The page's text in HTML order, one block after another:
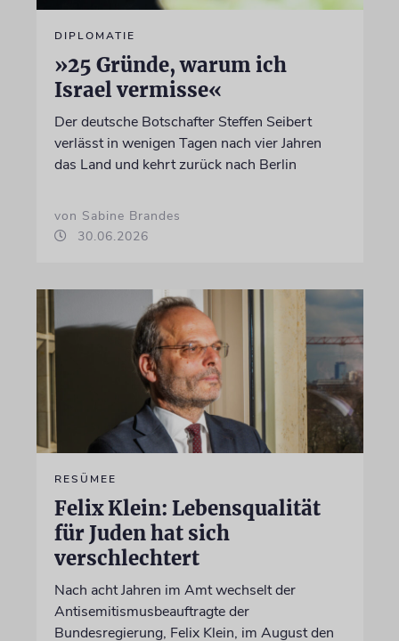
DIPLOMATIE
»25 Gründe, warum ich
Israel vermisse«
Der deutsche Botschafter Steffen Seibert
verlässt in wenigen Tagen nach vier Jahren
das Land und kehrt zurück nach Berlin
von Sabine Brandes
30.06.2026
RESÜMEE
Felix Klein: Lebensqualität
für Juden hat sich
verschlechtert
Nach acht Jahren im Amt wechselt der
Antisemitismusbeauftragte der
Bundesregierung, Felix Klein, im August den